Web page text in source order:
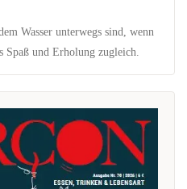
Wasser unterwegs sind, wenn
Spaß und Erholung zugleich.